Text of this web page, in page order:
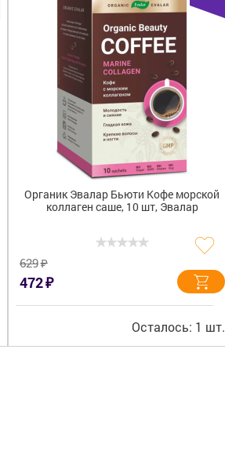
Органик Эвалар Бьюти Кофе морской
коллаген саше, 10 шт, Эвалар
629₽
472₽
Осталось: 1 шт.